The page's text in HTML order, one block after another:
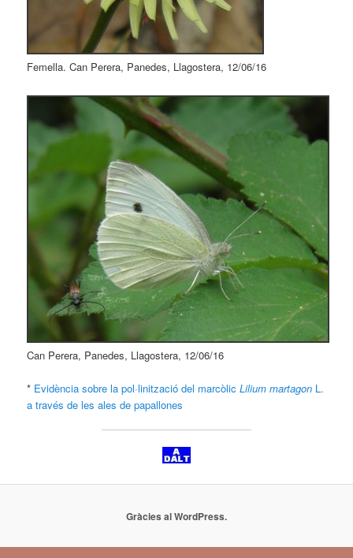
Femella. Can Perera, Panedes, Llagostera, 12/06/16
Can Perera, Panedes, Llagostera, 12/06/16
* Evidència sobre la pol·linització del marcòlicLilium martagon L.
a través de les ales de papallones
Gràcies al WordPress.